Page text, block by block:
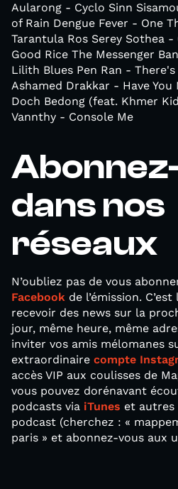
Aularong - Cyclo Sinn
of Rain Dengue Fever - One
Tarantula Ros Serey Sothea
Good Rice The Messenger
Lilith Blues Pen Ran -
Ashamed Drakkar - Have
Doch Bedong (feat. Khmer
Vannthy - Console Me
dans nos
réseaux
N’oubliez pas de vous
Facebook de l’émission.
recevoir des news sur la
jour, même heure, même
inviter vos amis mélomanes
extraordinaire compte
accès VIP aux coulisses de
vous pouvez dorénavant
podcasts via iTunes et autres
podcast (cherchez : «
paris » et abonnez-vous aux